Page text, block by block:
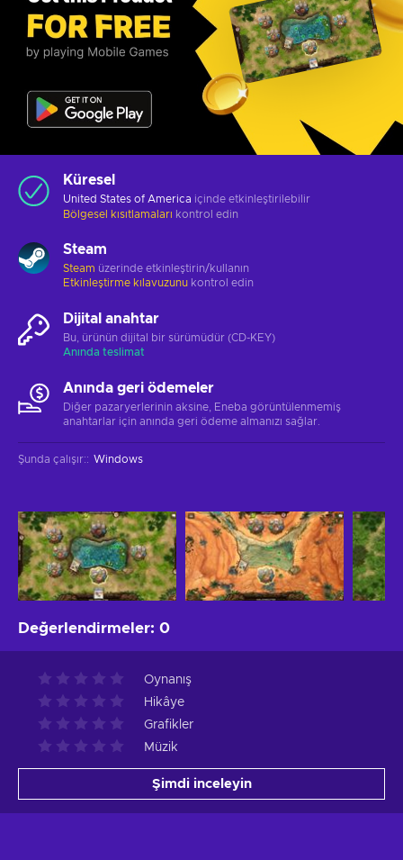
Küresel
United States of America içinde etkinleştirilebilir
Bölgesel kısıtlamaları kontrol edin
Steam
Steam üzerinde etkinleştirin/kullanın
Etkinleştirme kılavuzunu kontrol edin
Dijital anahtar
Bu, ürünün dijital bir sürümüdür (CD-KEY)
Anında teslimat
Anında geri ödemeler
Diğer pazaryerlerinin aksine, Eneba görüntülenmemiş
anahtarlar için anında geri ödeme almanızı sağlar.
Şunda çalışır:: Windows
Değerlendirmeler: 0
Oynanış
Hikâye
Grafikler
Müzik
Şimdi inceleyin